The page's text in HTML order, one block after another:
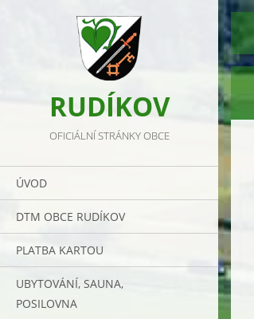
RUDÍKOV
OFICIÁLNÍ STRÁNKY OBCE
ÚVOD
DTM OBCE RUDÍKOV
PLATBA KARTOU
UBYTOVÁNÍ, SAUNA,
POSILOVNA